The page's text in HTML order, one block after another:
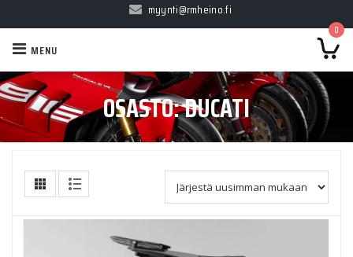
myynti@rmheino.fi
0
MENU
OSASTO:DUCATI